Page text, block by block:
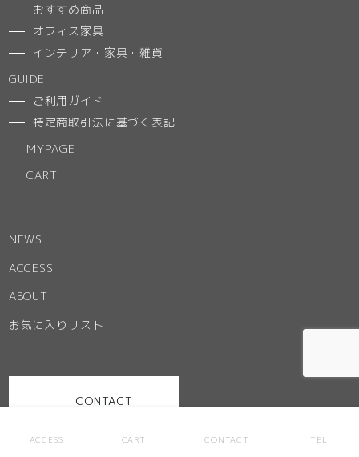
おすすめ商品
オフィス家具
インテリア・家具・雑貨
GUIDE
ご利用ガイド
特定商取引法に基づく表記
MYPAGE
CART
NEWS
ACCESS
ABOUT
お気に入りリスト
CONTACT
ACCESS CART CONTACT TEL